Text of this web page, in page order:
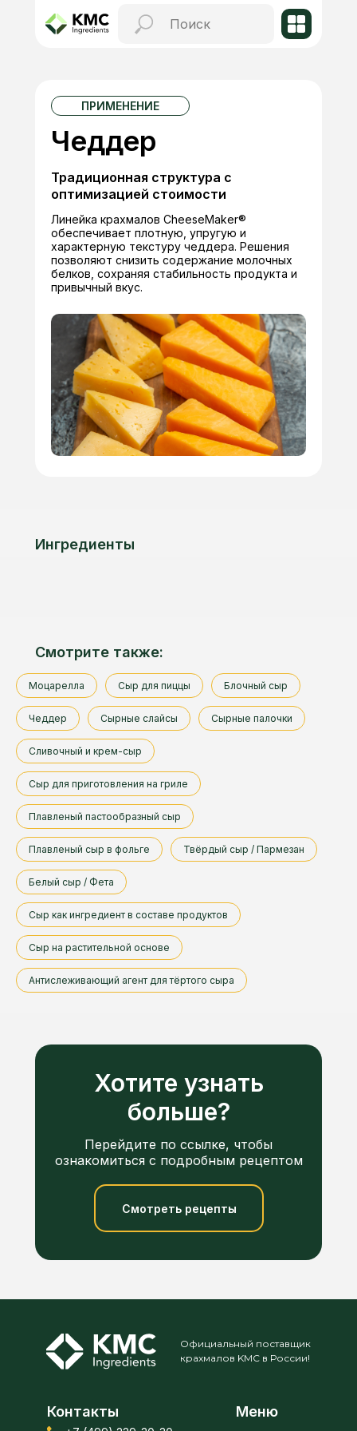
Линейка крахмалов CheeseMaker®
обеспечивает плотную, упругую и
характерную текстуру чеддера. Решения
позволяют снизить содержание молочных
белков, сохраняя стабильность продукта и
привычный вкус.
Чеддер
ПРИМЕНЕНИЕ
Традиционная структура с
оптимизацией стоимости
Ингредиенты
Смотрите также:
Моцарелла Сыр для пиццы Блочный сыр
Чеддер Сырные слайсы Сырные палочки
Сливочный и крем-сыр
Сыр для приготовления на гриле
Плавленый пастообразный сыр
Плавленый сыр в фольге Твёрдый сыр / Пармезан
Белый сыр / Фета
Сыр как ингредиент в составе продуктов
Сыр на растительной основе
Антислеживающий агент для тёртого сыра
Перейдите по ссылке, чтобы
ознакомиться с подробным рецептом
Хотите узнать
больше?
Смотреть рецепты
Контакты Меню
Официальный поставщик
крахмалов KMC в России!